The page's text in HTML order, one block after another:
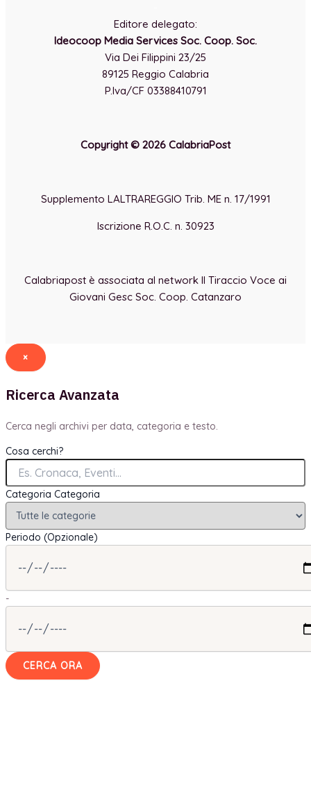
Editore delegato:
Ideocoop Media Services Soc. Coop. Soc.
Via Dei Filippini 23/25
89125 Reggio Calabria
P.Iva/CF 03388410791
Copyright © 2026 CalabriaPost
Supplemento LALTRAREGGIO Trib. ME n. 17/1991
Iscrizione R.O.C. n. 30923
Calabriapost è associata al network Il Tiraccio Voce ai
Giovani Gesc Soc. Coop. Catanzaro
×
Ricerca Avanzata
Cerca negli archivi per data, categoria e testo.
Cosa cerchi?
Categoria Categoria
Periodo (Opzionale)
-
CERCA ORA